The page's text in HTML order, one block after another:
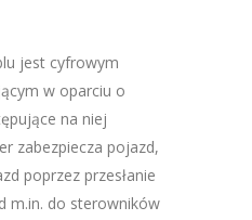
jest cyfrowym
w oparciu o
na niej
zabezpiecza pojazd,
poprzez przesłanie
m.in. do sterowników